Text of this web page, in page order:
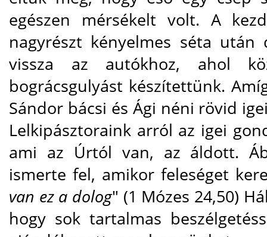
egészen mérsékelt volt. A
nagyrészt kényelmes séta
vissza az autókhoz, ahol
bográcsgulyást készítettünk.
Sándor bácsi és Ági néni rövid
Lelkipásztoraink arról az igei
ami az Úrtól van, az áldott.
ismerte fel, amikor feleséget
van ez a dolog" (1 Mózes 24,50)
hogy sok tartalmas